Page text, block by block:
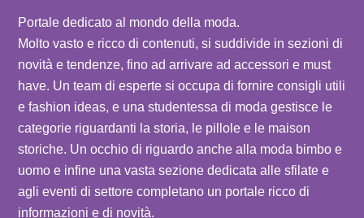
Portale dedicato al mondo della moda.
Molto vasto e ricco di contenuti, si suddivide in sezioni di
novità e tendenze, fino ad arrivare ad accessori e must
have. Un team di esperte si occupa di fornire consigli utili
e fashion ideas, e una studentessa di moda gestisce le
categorie riguardanti la storia, le pillole e le maison
storiche. Un occhio di riguardo anche alla moda bimbo e
uomo e infine una vasta sezione dedicata alle sfilate e
agli eventi di settore completano un portale ricco di
informazioni e di novità.